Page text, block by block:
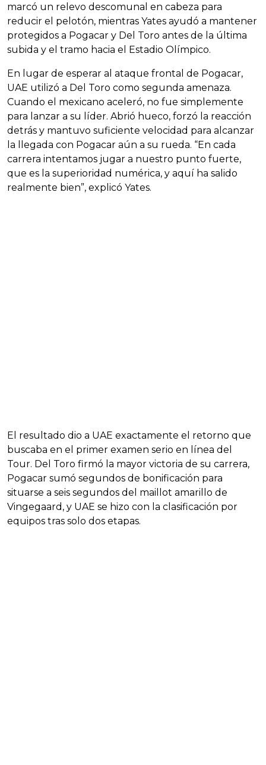
marcó un relevo descomunal en cabeza para
reducir el pelotón, mientras Yates ayudó a mantener
protegidos a Pogacar y Del Toro antes de la última
subida y el tramo hacia el Estadio Olímpico.
En lugar de esperar al ataque frontal de Pogacar,
UAE utilizó a Del Toro como segunda amenaza.
Cuando el mexicano aceleró, no fue simplemente
para lanzar a su líder. Abrió hueco, forzó la reacción
detrás y mantuvo suficiente velocidad para alcanzar
la llegada con Pogacar aún a su rueda. “En cada
carrera intentamos jugar a nuestro punto fuerte,
que es la superioridad numérica, y aquí ha salido
realmente bien”, explicó Yates.
El resultado dio a UAE exactamente el retorno que
buscaba en el primer examen serio en línea del
Tour. Del Toro firmó la mayor victoria de su carrera,
Pogacar sumó segundos de bonificación para
situarse a seis segundos del maillot amarillo de
Vingegaard, y UAE se hizo con la clasificación por
equipos tras solo dos etapas.